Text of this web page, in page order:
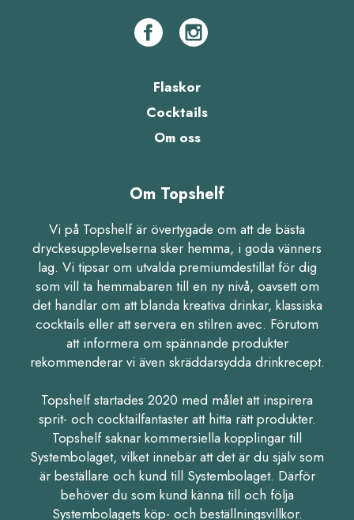
Flaskor
Cocktails
Om oss
Om Topshelf
Vi på Topshelf är övertygade om att de bästa
dryckesupplevelserna sker hemma, i goda vänners
lag. Vi tipsar om utvalda premiumdestillat för dig
som vill ta hemmabaren till en ny nivå, oavsett om
det handlar om att blanda kreativa drinkar, klassiska
cocktails eller att servera en stilren avec. Förutom
att informera om spännande produkter
rekommenderar vi även skräddarsydda drinkrecept.
Topshelf startades 2020 med målet att inspirera
sprit- och cocktailfantaster att hitta rätt produkter.
Topshelf saknar kommersiella kopplingar till
Systembolaget, vilket innebär att det är du själv som
är beställare och kund till Systembolaget. Därför
behöver du som kund känna till och följa
Systembolagets köp- och beställningsvillkor.